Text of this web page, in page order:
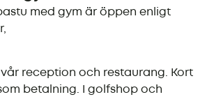
med gym är öppen enligt
reception och restaurang. Kort
betalning. I golfshop och